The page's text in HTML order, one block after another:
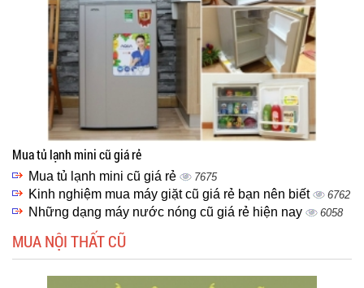
Mua tủ lạnh mini cũ giá rẻ
Mua tủ lạnh mini cũ giá rẻ 7675
Kinh nghiệm mua máy giặt cũ giá rẻ bạn nên biết 6762
Những dạng máy nước nóng cũ giá rẻ hiện nay 6058
MUA NỘI THẤT CŨ